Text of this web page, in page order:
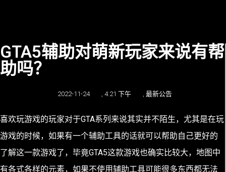
GTA5辅助对萌新玩家来说有帮
助吗？
2022-11-24 4:21 下午 最新公告
喜欢玩游戏的玩家对于GTA系列来说其实并不陌生，尤其是在玩
游戏的时候，如果有一个辅助工具的话就可以帮助自己更好的
了解这一款游戏了，毕竟GTA5这款游戏也确实比较大，地图中
有各式各样的元素，如果不使用辅助工具可能很多东西都无法